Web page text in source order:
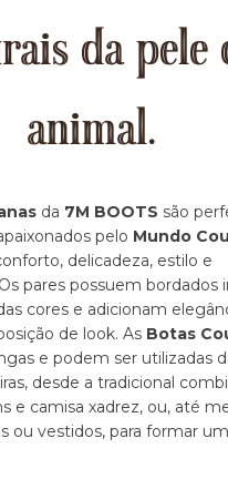
da pele
animal.
da 7M BOOTS são
pelo Mundo
delicadeza, estilo e
pares possuem bordados
cores e adicionam
de look. As Botas
e podem ser utilizadas
desde a tradicional
e camisa xadrez, ou, até
ou vestidos, para formar